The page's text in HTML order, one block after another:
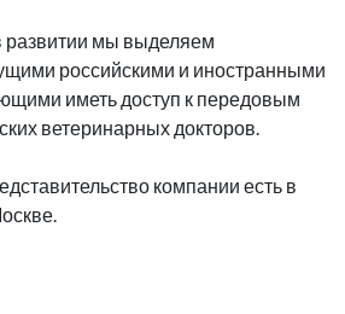
мы выделяем
российскими и иностранными
иметь доступ к передовым
ветеринарных докторов.
компании есть в